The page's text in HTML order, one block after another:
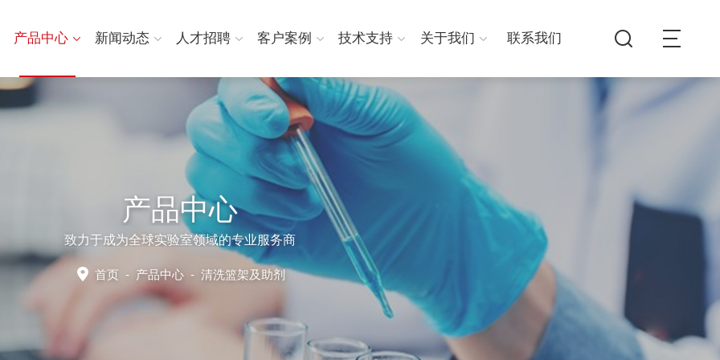
产品中心 新闻动态 人才招聘 客户案例 技术支持 关于我们 联系我们
产品中心
致力于成为全球实验室领域的专业服务商
首页 - 产品中心 - 清洗篮架及助剂